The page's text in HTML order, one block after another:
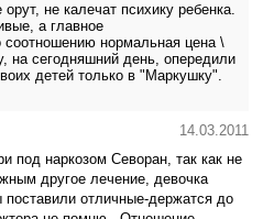
не калечат психику ребенка.
а главное
нормальная цена \
на сегодняшний день, опередили
детей только в "Маркушку".
14.03.2011
под наркозом Севоран, так как не
другое лечение, девочка
отличные-держатся до